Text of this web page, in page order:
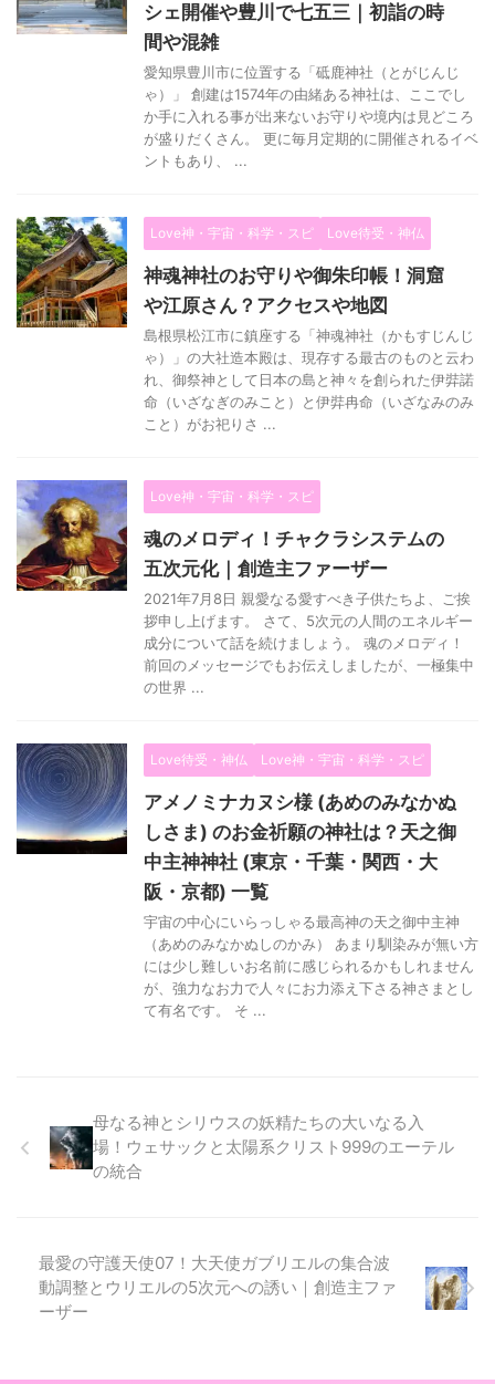
シェ開催や豊川で七五三｜初詣の時
間や混雑
愛知県豊川市に位置する「砥鹿神社（とがじんじ
ゃ）」 創建は1574年の由緒ある神社は、ここでし
か手に入れる事が出来ないお守りや境内は見どころ
が盛りだくさん。 更に毎月定期的に開催されるイベ
ントもあり、 ...
Love神・宇宙・科学・スピ Love待受・神仏
神魂神社のお守りや御朱印帳！洞窟
や江原さん？アクセスや地図
島根県松江市に鎮座する「神魂神社（かもすじんじ
ゃ）」の大社造本殿は、現存する最古のものと云わ
れ、御祭神として日本の島と神々を創られた伊弉諾
命（いざなぎのみこと）と伊弉冉命（いざなみのみ
こと）がお祀りさ ...
Love神・宇宙・科学・スピ
魂のメロディ！チャクラシステムの
五次元化｜創造主ファーザー
2021年7月8日 親愛なる愛すべき子供たちよ、ご挨
拶申し上げます。 さて、5次元の人間のエネルギー
成分について話を続けましょう。 魂のメロディ！
前回のメッセージでもお伝えしましたが、一極集中
の世界 ...
Love待受・神仏 Love神・宇宙・科学・スピ
アメノミナカヌシ様 (あめのみなかぬ
しさま) のお金祈願の神社は？天之御
中主神神社 (東京・千葉・関西・大
阪・京都) 一覧
宇宙の中心にいらっしゃる最高神の天之御中主神
（あめのみなかぬしのかみ） あまり馴染みが無い方
には少し難しいお名前に感じられるかもしれません
が、強力なお力で人々にお力添え下さる神さまとし
て有名です。 そ ...
母なる神とシリウスの妖精たちの大いなる入
場！ウェサックと太陽系クリスト999のエーテル
の統合
最愛の守護天使07！大天使ガブリエルの集合波
動調整とウリエルの5次元への誘い｜創造主ファ
ーザー